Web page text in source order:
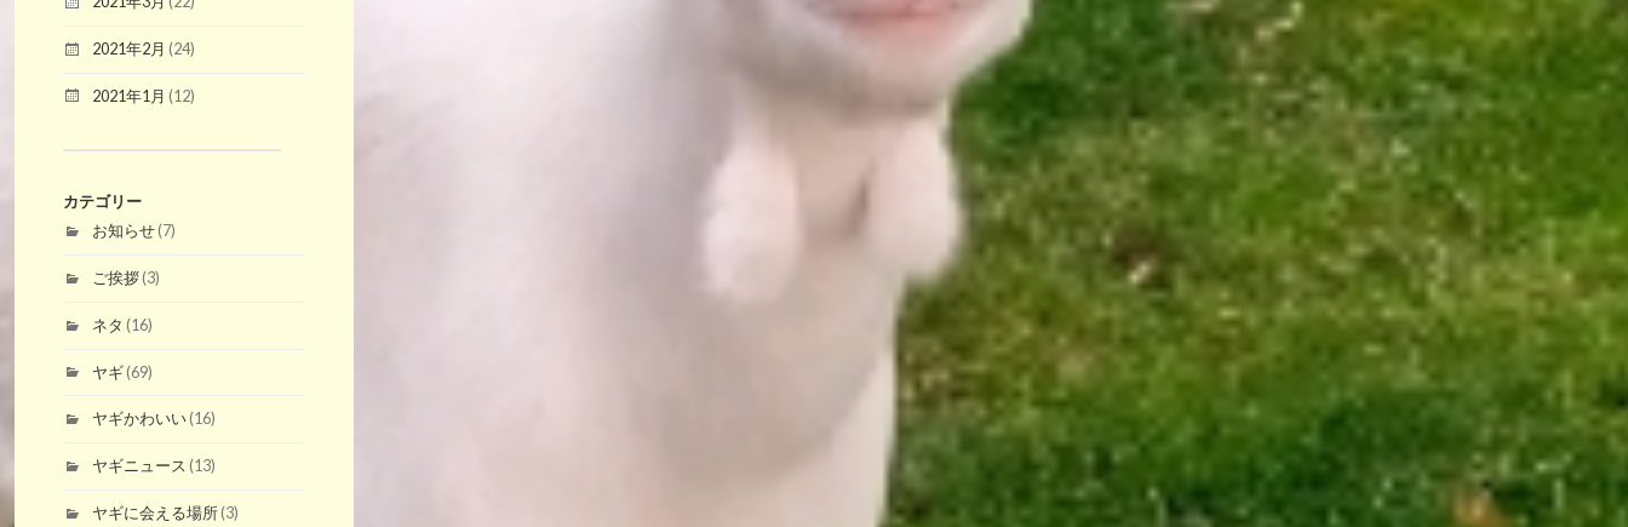
2021年2月 (24)
2021年1月 (12)
カテゴリー
お知らせ(7)
ご挨拶(3)
ネタ (16)
ヤギ(69)
ヤギかわいい(16)
ヤギニュース (13)
ヤギに会える場所(3)